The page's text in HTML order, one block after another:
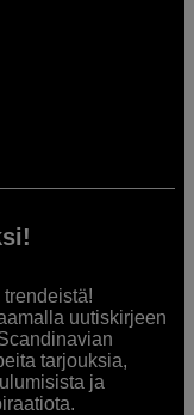
uutiskirjeen
tarjouksia,
ja